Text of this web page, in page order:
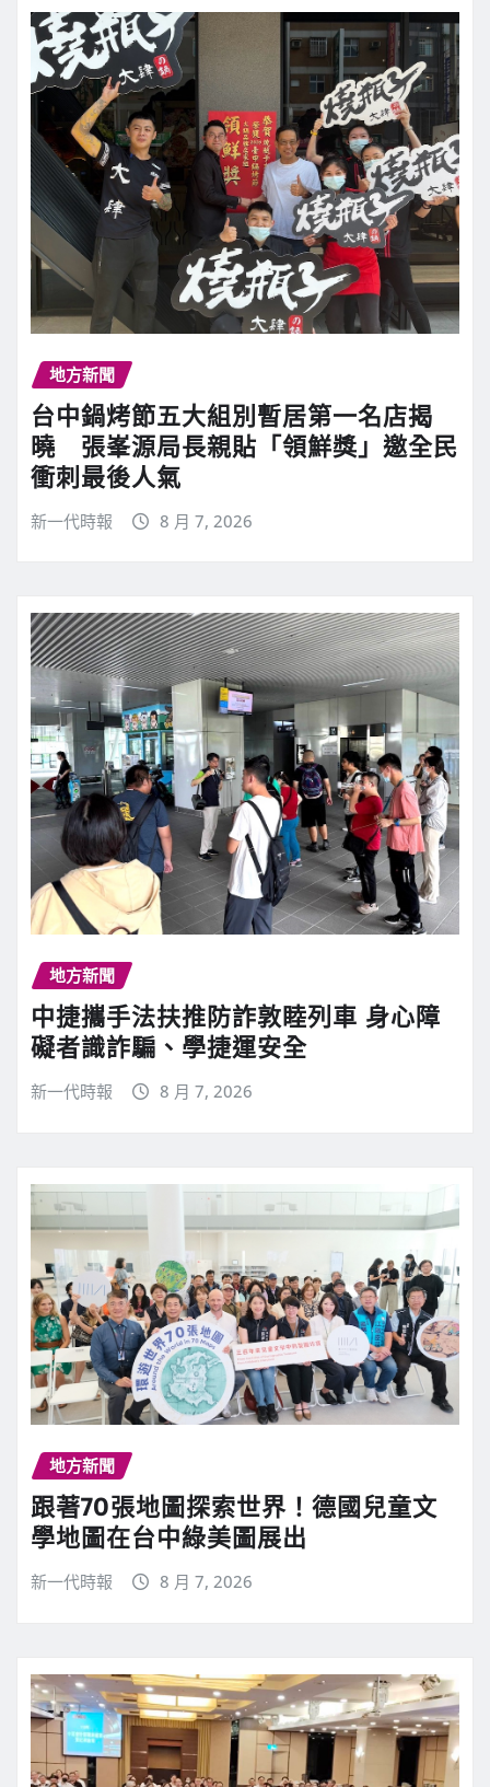
地方新聞
台中鍋烤節五大組別暫居第一名店揭
曉 張峯源局長親貼「領鮮獎」邀全民
衝刺最後人氣
新一代時報 8 月 7, 2026
地方新聞
中捷攜手法扶推防詐敦睦列車 身心障
礙者識詐騙、學捷運安全
新一代時報 8 月 7, 2026
地方新聞
跟著70張地圖探索世界！德國兒童文
學地圖在台中綠美圖展出
新一代時報 8 月 7, 2026